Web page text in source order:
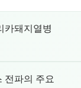
카돼지열병
전파의 주요